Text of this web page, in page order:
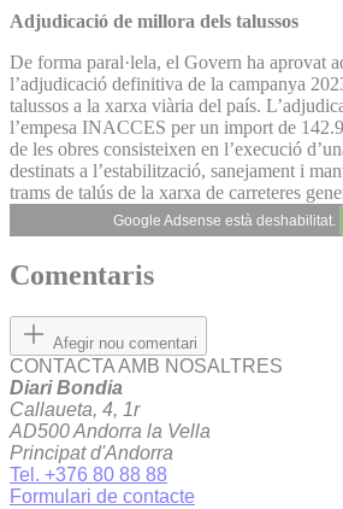
Adjudicació de millora dels talussos
De forma paral·lela, el Govern ha aprovat
l’adjudicació definitiva de la campanya
talussos a la xarxa viària del país.
l’empesa INACCES per un import de
de les obres consisteixen en l’execució
destinats a l’estabilització, sanejament i
trams de talús de la xarxa de carreteres
Google Adsense està deshabilitat.
Comentaris
Afegir nou comentari
CONTACTA AMB NOSALTRES
Diari Bondia
Callaueta, 4, 1r
AD500 Andorra la Vella
Principat d'Andorra
Tel. +376 80 88 88
Formulari de contacte